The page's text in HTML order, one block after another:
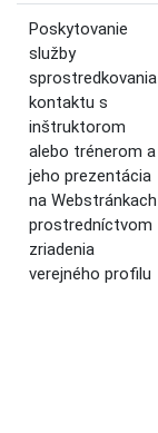
Poskytovanie
služby
sprostredkovania
kontaktu s
inštruktorom
alebo trénerom a
jeho prezentácia
na Webstránkach
prostredníctvom
zriadenia
verejného profilu